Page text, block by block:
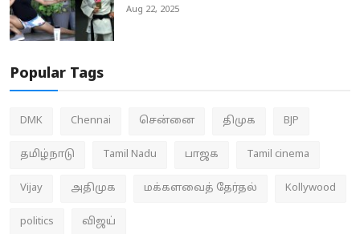
Aug 22, 2025
Popular Tags
DMK Chennai சென்னை திமுக BJP
தமிழ்நாடு Tamil Nadu பாஜக Tamil cinema
Vijay அதிமுக மக்களவைத் தேர்தல் Kollywood
politics விஜய்